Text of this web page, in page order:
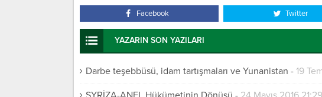
Facebook Twitter
YAZARIN SON YAZILARI
Darbe teşebbüsü, idam tartışmaları ve Yunanistan - 19